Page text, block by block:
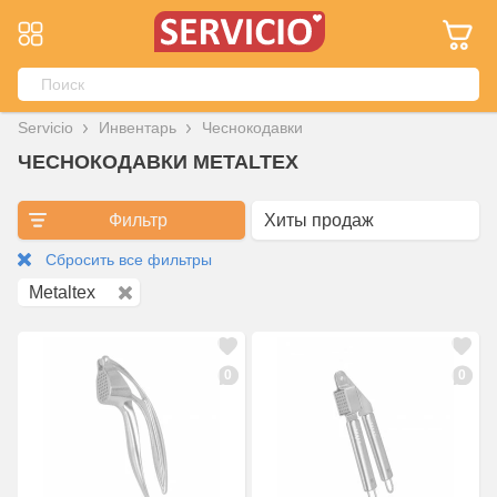
Servicio Инвентарь Чеснокодавки
ЧЕСНОКОДАВКИ METALTEX
Фильтр
Сбросить все фильтры
Metaltex
0 0